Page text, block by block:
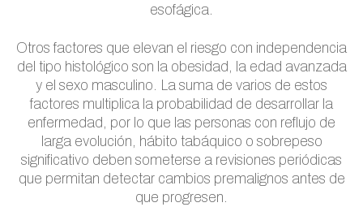
esofágica.
Otros factores que elevan el riesgo con independencia
del tipo histológico son la obesidad, la edad avanzada
y el sexo masculino. La suma de varios de estos
factores multiplica la probabilidad de desarrollar la
enfermedad, por lo que las personas con reflujo de
larga evolución, hábito tabáquico o sobrepeso
significativo deben someterse a revisiones periódicas
que permitan detectar cambios premalignos antes de
que progresen.